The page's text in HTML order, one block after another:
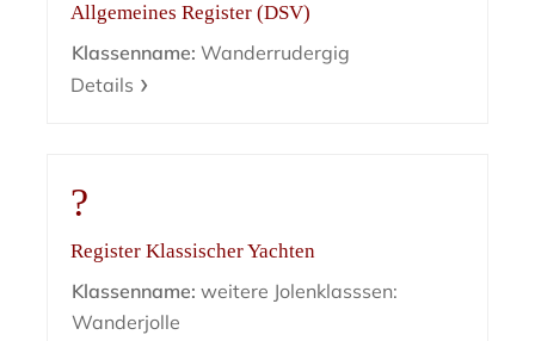
Allgemeines Register (DSV)
Klassenname: Wanderrudergig
Details
?
Register Klassischer Yachten
Klassenname: weitere Jolenklasssen:
Wanderjolle